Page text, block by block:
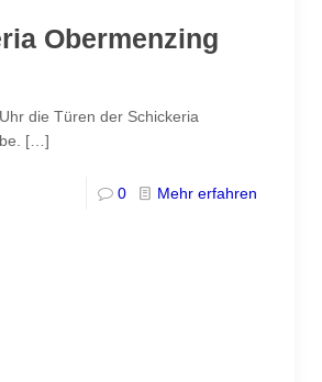
Obermenzing
die Türen der Schickeria
[…]
0 Mehr erfahren